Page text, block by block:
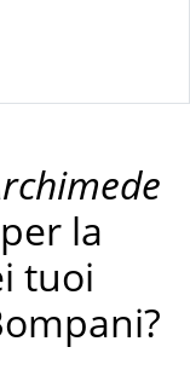
per la
tuoi